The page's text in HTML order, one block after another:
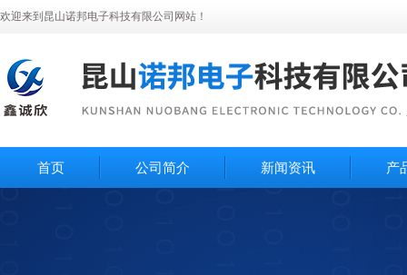
欢迎来到昆山诺邦电子科技有限公司网站！
首页 公司简介 新闻资讯 产